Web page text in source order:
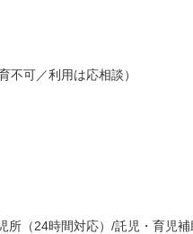
不可／利用は応相談）
所（24時間対応）/託児・育児補